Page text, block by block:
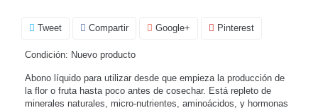
Tweet Compartir Google+ Pinterest
Condición: Nuevo producto
Abono líquido para utilizar desde que empieza la producción de
la flor o fruta hasta poco antes de cosechar. Está repleto de
minerales naturales, micro-nutrientes, aminoácidos, y hormonas